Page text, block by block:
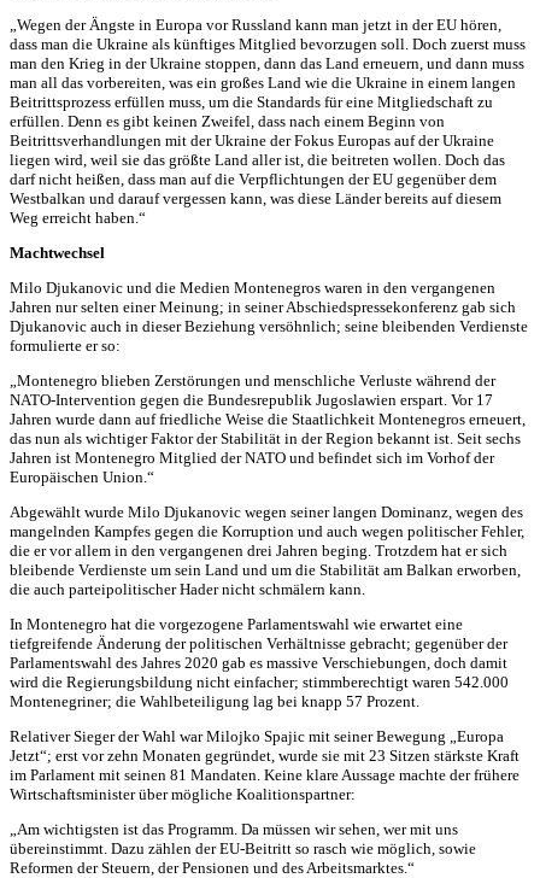
„Wegen der Ängste in Europa vor Russland kann man jetzt in der EU hören,
dass man die Ukraine als künftiges Mitglied bevorzugen soll. Doch zuerst muss
man den Krieg in der Ukraine stoppen, dann das Land erneuern, und dann muss
man all das vorbereiten, was ein großes Land wie die Ukraine in einem langen
Beitrittsprozess erfüllen muss, um die Standards für eine Mitgliedschaft zu
erfüllen. Denn es gibt keinen Zweifel, dass nach einem Beginn von
Beitrittsverhandlungen mit der Ukraine der Fokus Europas auf der Ukraine
liegen wird, weil sie das größte Land aller ist, die beitreten wollen. Doch das
darf nicht heißen, dass man auf die Verpflichtungen der EU gegenüber dem
Westbalkan und darauf vergessen kann, was diese Länder bereits auf diesem
Weg erreicht haben.“
Machtwechsel
Milo Djukanovic und die Medien Montenegros waren in den vergangenen
Jahren nur selten einer Meinung; in seiner Abschiedspressekonferenz gab sich
Djukanovic auch in dieser Beziehung versöhnlich; seine bleibenden Verdienste
formulierte er so:
„Montenegro blieben Zerstörungen und menschliche Verluste während der
NATO-Intervention gegen die Bundesrepublik Jugoslawien erspart. Vor 17
Jahren wurde dann auf friedliche Weise die Staatlichkeit Montenegros erneuert,
das nun als wichtiger Faktor der Stabilität in der Region bekannt ist. Seit sechs
Jahren ist Montenegro Mitglied der NATO und befindet sich im Vorhof der
Europäischen Union.“
Abgewählt wurde Milo Djukanovic wegen seiner langen Dominanz, wegen des
mangelnden Kampfes gegen die Korruption und auch wegen politischer Fehler,
die er vor allem in den vergangenen drei Jahren beging. Trotzdem hat er sich
bleibende Verdienste um sein Land und um die Stabilität am Balkan erworben,
die auch parteipolitischer Hader nicht schmälern kann.
In Montenegro hat die vorgezogene Parlamentswahl wie erwartet eine
tiefgreifende Änderung der politischen Verhältnisse gebracht; gegenüber der
Parlamentswahl des Jahres 2020 gab es massive Verschiebungen, doch damit
wird die Regierungsbildung nicht einfacher; stimmberechtigt waren 542.000
Montenegriner; die Wahlbeteiligung lag bei knapp 57 Prozent.
Relativer Sieger der Wahl war Milojko Spajic mit seiner Bewegung „Europa
Jetzt“; erst vor zehn Monaten gegründet, wurde sie mit 23 Sitzen stärkste Kraft
im Parlament mit seinen 81 Mandaten. Keine klare Aussage machte der frühere
Wirtschaftsminister über mögliche Koalitionspartner:
„Am wichtigsten ist das Programm. Da müssen wir sehen, wer mit uns
übereinstimmt. Dazu zählen der EU-Beitritt so rasch wie möglich, sowie
Reformen der Steuern, der Pensionen und des Arbeitsmarktes.“